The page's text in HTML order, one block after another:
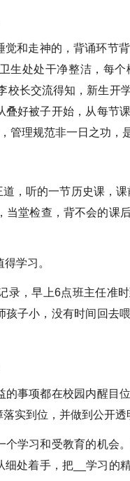
和走神的，背诵环节
生处处干净整洁，每
校长交流得知，新生
好被子开始，从每节
管理规范非一日之功，
，听的一节历史课，
当堂检查，背不会的课
学习。
录，早上6点班主任准
子小，没有时间回去
事项都在校园内醒目
实到位，并做到公开透
学习和受教育的机会
处着手，把__学习的